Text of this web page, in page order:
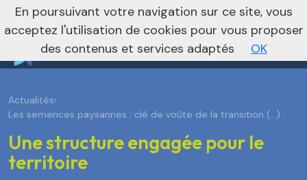
Vers le site régional Vers le site national
Actualités›
Les semences paysannes : clé de voûte de la transition (…)
Une structure engagée pour le
territoire
En poursuivant votre navigation sur ce site, vous
acceptez l'utilisation de cookies pour vous proposer
des contenus et services adaptés
OK